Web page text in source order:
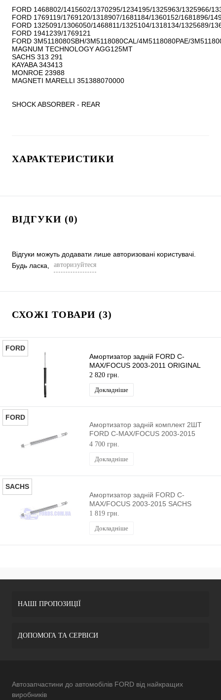
FORD 1468802/1415602/1370295/1234195/1325963/1325966/
FORD 1769119/1769120/1318907/1681184/1360152/1681896/
FORD 1325091/1306050/1468811/1325104/1318134/1325689/
FORD 1941239/1769121
FORD 3M5118080SBH/3M5118080CAL/4M5118080PAE/
MAGNUM TECHNOLOGY AGG125MT
SACHS 313 291
KAYABA 343413
MONROE 23988
MAGNETI MARELLI 351388070000
SHOCK ABSORBER - REAR
ХАРАКТЕРИСТИКИ
ВІДГУКИ (0)
Відгуки можуть додавати лише авторизовані користувачі.
Будь ласка,
авторизуйтеся
СХОЖІ ТОВАРИ (3)
FORD
Амортизатор задній FORD C-
MAX/FOCUS 2003-2011 ORIGINAL
2 820 грн.
Докладніше
FORD
Амортизатор задній комплект 2ШТ
FORD C-MAX/FOCUS 2003-2015
ORIGINAL
4 700 грн.
Докладніше
SACHS
Амортизатор задній FORD C-
MAX/FOCUS 2003-2015 SACHS
1 819 грн.
Докладніше
НАШІ ПРОПОЗИЦІЇ
ДОПОМОГА ТА СЕРВІСИ
Автозапчастини до автомобілів FORD від найкращих
виробників